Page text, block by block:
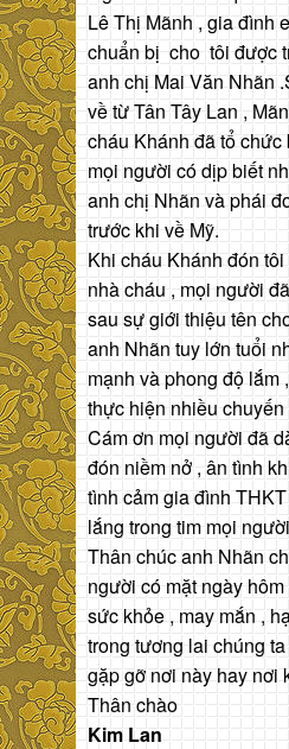
Lê Thị Mãnh , gia đình
chuẩn bị cho tôi được
anh chị Mai Văn Nhãn
về từ Tân Tây Lan ,
cháu Khánh đã tổ
mọi người có dịp biết
anh chị Nhãn và phái
trước khi về Mỹ.
Khi cháu Khánh đón
nhà cháu , mọi người
sau sự giới thiệu tên
anh Nhãn tuy lớn tuổi
mạnh và phong độ lắm
thực hiện nhiều
Cám ơn mọi người đã
đón niềm nở , ân tình
tình cảm gia đình
lắng trong tim mọi
Thân chúc anh Nhãn
người có mặt ngày
sức khỏe , may mắn ,
trong tương lai chúng
gặp gỡ nơi này hay nơi
Thân chào
Kim Lan